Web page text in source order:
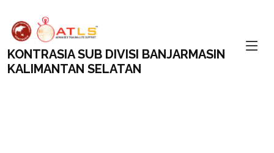
KONTRASIA SUB DIVISI BANJARMASIN
KALIMANTAN SELATAN